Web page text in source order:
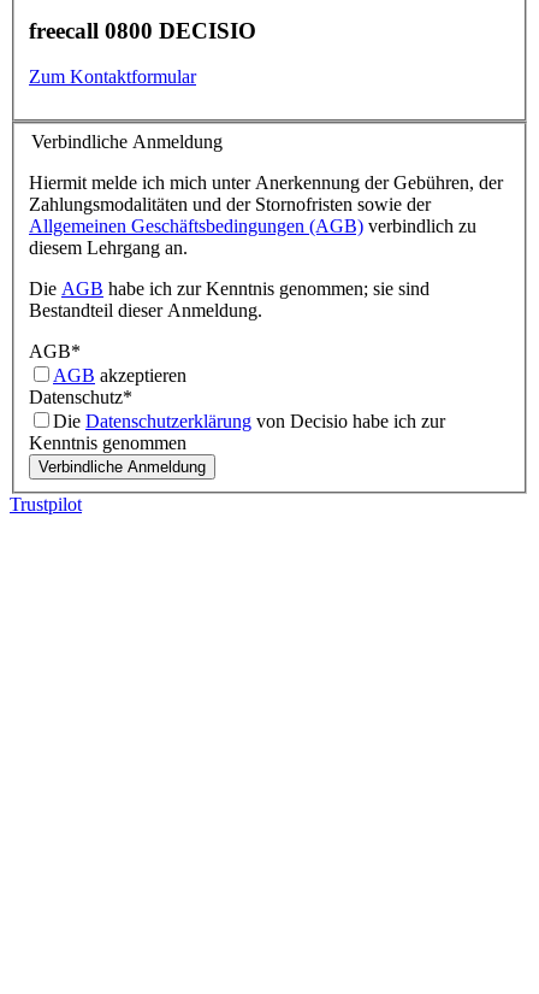
freecall 0800 DECISIO
Zum Kontaktformular
Verbindliche Anmeldung
Hiermit melde ich mich unter Anerkennung der Gebühren, der
Zahlungsmodalitäten und der Stornofristen sowie der
Allgemeinen Geschäftsbedingungen (AGB) verbindlich zu
diesem Lehrgang an.
Die AGB habe ich zur Kenntnis genommen; sie sind
Bestandteil dieser Anmeldung.
AGB*
AGB akzeptieren
Datenschutz*
Die Datenschutzerklärung von Decisio habe ich zur
Kenntnis genommen
Trustpilot